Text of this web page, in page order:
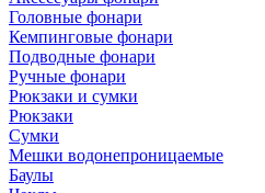
Головные фонари
Кемпинговые фонари
Подводные фонари
Ручные фонари
Рюкзаки и сумки
Рюкзаки
Сумки
Мешки водонепроницаемые
Баулы